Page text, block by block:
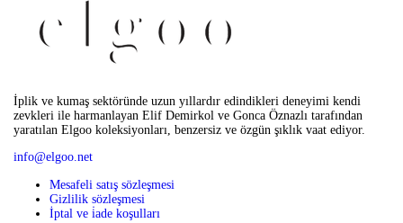
İplik ve kumaş sektöründe uzun yıllardır edindikleri deneyimi kendi
zevkleri ile harmanlayan Elif Demirkol ve Gonca Öznazlı tarafından
yaratılan Elgoo koleksiyonları, benzersiz ve özgün şıklık vaat ediyor.
info@elgoo.net
Mesafeli satış sözleşmesi
Gizlilik sözleşmesi
İptal ve i̇ade koşulları